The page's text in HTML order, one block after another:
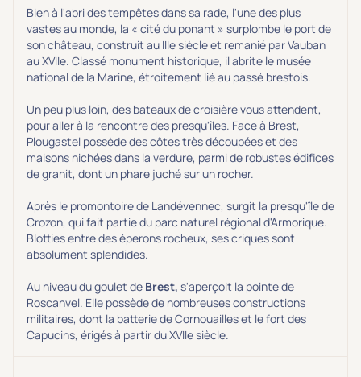
Bien à l'abri des tempêtes dans sa rade, l'une des plus
vastes au monde, la « cité du ponant » surplombe le port de
son château, construit au IIIe siècle et remanié par Vauban
au XVIIe. Classé monument historique, il abrite le musée
national de la Marine, étroitement lié au passé brestois.
Un peu plus loin, des bateaux de croisière vous attendent,
pour aller à la rencontre des presqu'îles. Face à Brest,
Plougastel possède des côtes très découpées et des
maisons nichées dans la verdure, parmi de robustes édifices
de granit, dont un phare juché sur un rocher.
Après le promontoire de Landévennec, surgit la presqu'île de
Crozon, qui fait partie du parc naturel régional d'Armorique.
Blotties entre des éperons rocheux, ses criques sont
absolument splendides.
Au niveau du goulet de Brest, s'aperçoit la pointe de
Roscanvel. Elle possède de nombreuses constructions
militaires, dont la batterie de Cornouailles et le fort des
Capucins, érigés à partir du XVIIe siècle.